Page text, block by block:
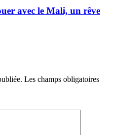
avec le Mali, un rêve
Les champs obligatoires